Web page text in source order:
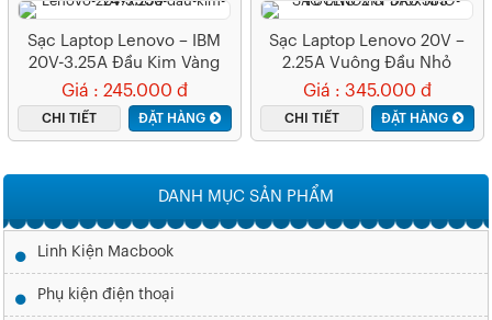
Sạc Laptop Lenovo – IBM
20V-3.25A Đầu Kim Vàng
Giá : 245.000 đ
CHI TIẾT ĐẶT HÀNG
Sạc Laptop Lenovo 20V –
2.25A Vuông Đầu Nhỏ
Giá : 345.000 đ
CHI TIẾT ĐẶT HÀNG
DANH MỤC SẢN PHẨM
Linh Kiện Macbook
Phụ kiện điện thoại